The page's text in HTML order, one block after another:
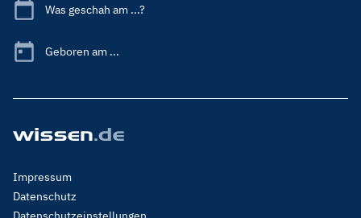
Was geschah am ...?
Geboren am ...
Footer
Menu
Legal
Impressum
Datenschutz